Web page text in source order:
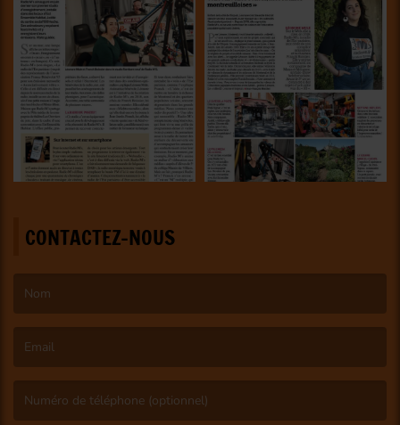
CONTACTEZ-NOUS